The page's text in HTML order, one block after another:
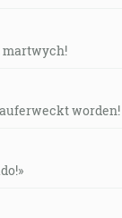
martwych!
worden!